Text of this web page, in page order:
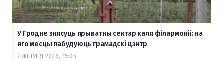
У Гродне знясуць прыватны сектар каля філармоніі: на
яго месцы пабудуюць грамадскі цэнтр
7 ЖНІЎНЯ 2026, 15:05